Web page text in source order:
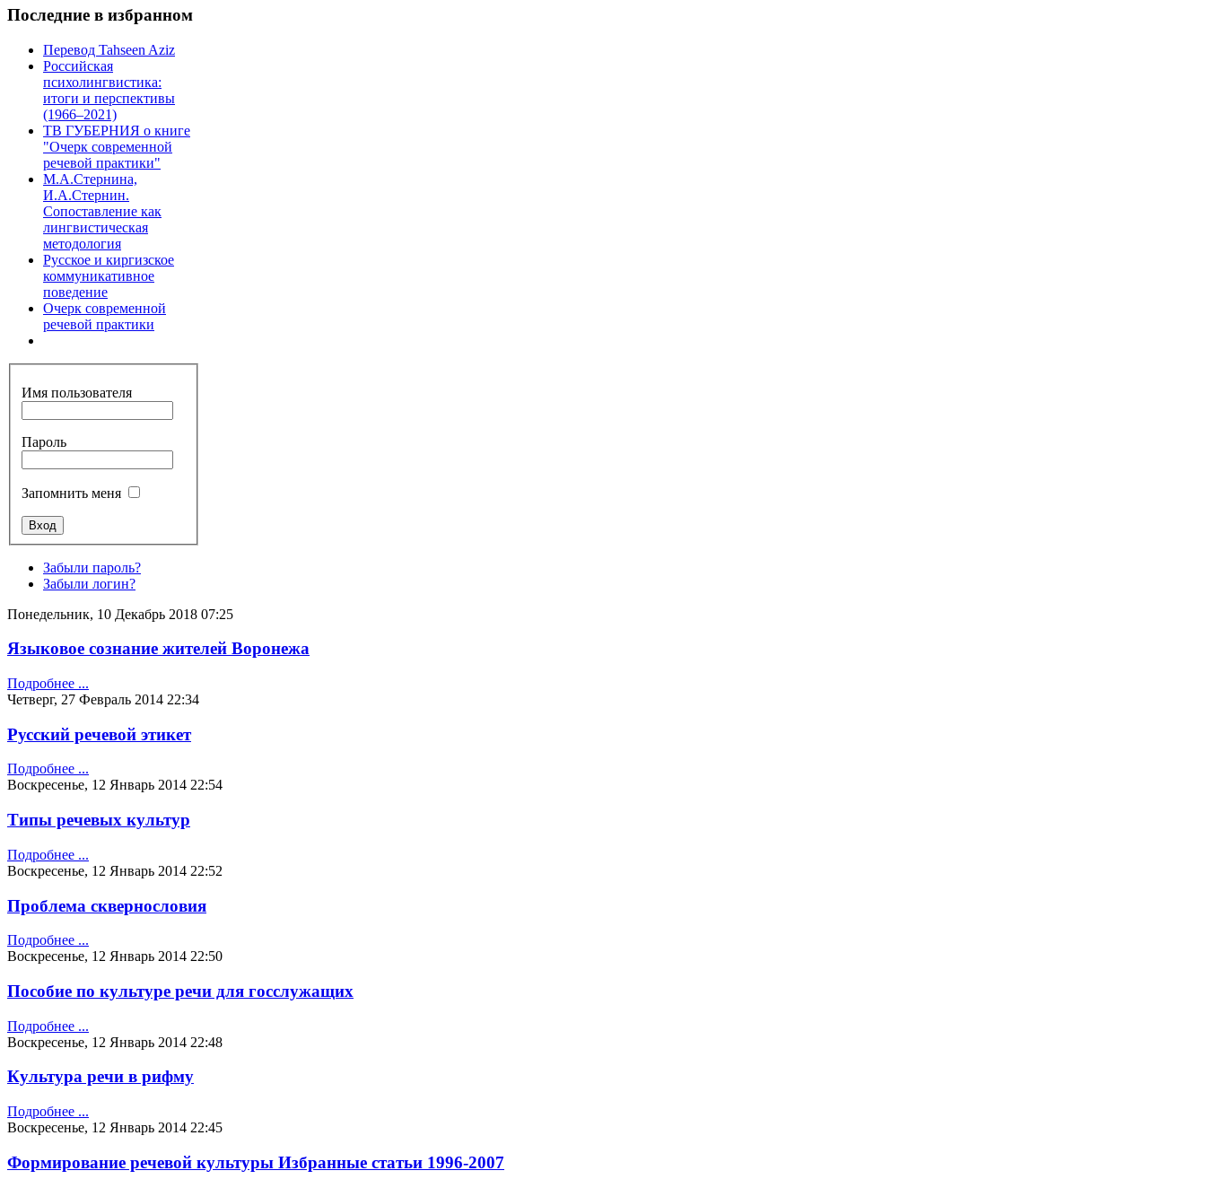
Последние в избранном
Перевод Tahseen Aziz
Российская
психолингвистика:
итоги и перспективы
(1966–2021)
ТВ ГУБЕРНИЯ о книге
"Очерк современной
речевой практики"
М.А.Стернина,
И.А.Стернин.
Сопоставление как
лингвистическая
методология
Русское и киргизское
коммуникативное
поведение
Очерк современной
речевой практики
Имя пользователя
Пароль
Запомнить меня
Забыли пароль?
Забыли логин?
Понедельник, 10 Декабрь 2018 07:25
Языковое сознание жителей Воронежа
Подробнее ...
Четверг, 27 Февраль 2014 22:34
Русский речевой этикет
Подробнее ...
Воскресенье, 12 Январь 2014 22:54
Типы речевых культур
Подробнее ...
Воскресенье, 12 Январь 2014 22:52
Проблема сквернословия
Подробнее ...
Воскресенье, 12 Январь 2014 22:50
Пособие по культуре речи для госслужащих
Подробнее ...
Воскресенье, 12 Январь 2014 22:48
Культура речи в рифму
Подробнее ...
Воскресенье, 12 Январь 2014 22:45
Формирование речевой культуры Избранные статьи 1996-2007